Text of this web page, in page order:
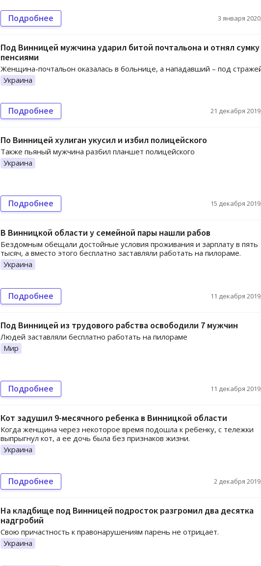
Подробнее 3 января
Под Винницей мужчина ударил битой почтальона и отнял сумку
пенсиями
Женщина-почтальон оказалась в больнице, а нападавший – под
Украина
Подробнее 21 декабря
По Винницей хулиган укусил и избил полицейского
Также пьяный мужчина разбил планшет полицейского
Украина
Подробнее 15 декабря
В Винницкой области у семейной пары нашли рабов
Бездомным обещали достойные условия проживания и зарплату в пять
тысяч, а вместо этого бесплатно заставляли работать на пилораме.
Украина
Подробнее 11 декабря
Под Винницей из трудового рабства освободили 7 мужчин
Людей заставляли бесплатно работать на пилораме
Мир
Подробнее 11 декабря
Кот задушил 9-месячного ребенка в Винницкой области
Когда женщина через некоторое время подошла к ребенку, с тележки
выпрыгнул кот, а ее дочь была без признаков жизни.
Украина
Подробнее 2 декабря
На кладбище под Винницей подросток разгромил два десятка
надгробий
Свою причастность к правонарушениям парень не отрицает.
Украина